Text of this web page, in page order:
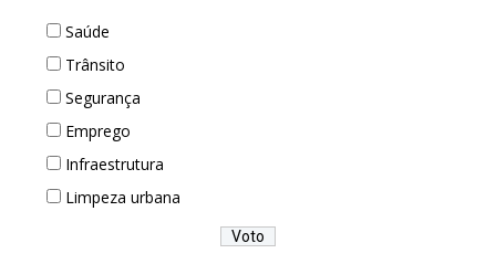
Saúde
Trânsito
Segurança
Emprego
Infraestrutura
Limpeza urbana